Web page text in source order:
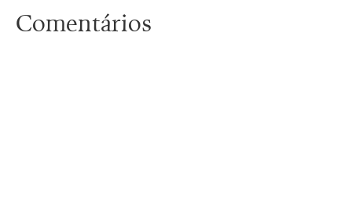
Comentários